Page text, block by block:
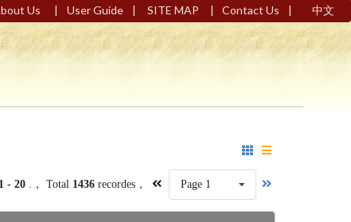
Us | User Guide | SITE MAP | Contact Us | 中文
1 - 20 .， Total 1436 recordes， Page 1